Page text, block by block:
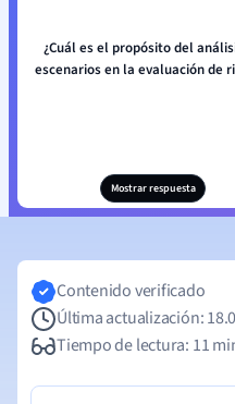
¿Cuál es el propósito del
escenarios en la evaluación de
Mostrar respuesta
Contenido verificado
Última actualización:
Tiempo de lectura: 11